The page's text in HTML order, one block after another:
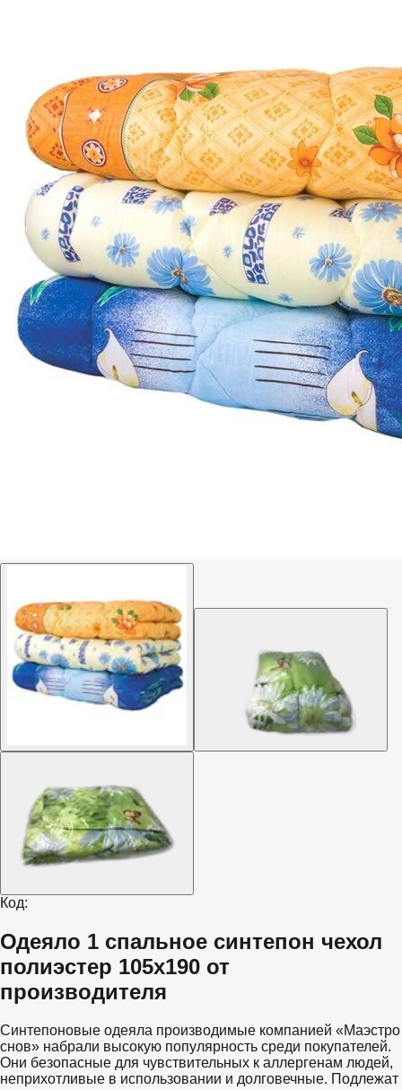
Код:
Одеяло 1 спальное синтепон чехол
полиэстер 105х190 от
производителя
Синтепоновые одеяла производимые компанией «Маэстро
снов» набрали высокую популярность среди покупателей.
Они безопасные для чувствительных к аллергенам людей,
неприхотливые в использовании и долговечные. Подлежат